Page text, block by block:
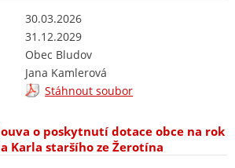
30.03.2026
31.12.2029
Obec Bludov
Jana Kamlerová
Stáhnout soubor
o poskytnutí dotace obce na rok
Karla staršího ze Žerotína